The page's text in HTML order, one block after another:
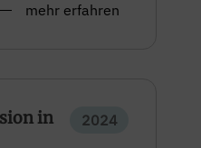
mehr erfahren
in
2024